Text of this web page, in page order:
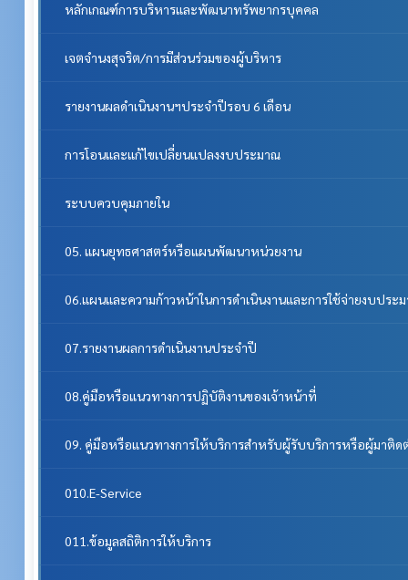
หลักเกณฑ์การบริหารและพัฒนาทรัพยากรบุคคล
เจตจำนงสุจริต/การมีส่วนร่วมของผู้บริหาร
รายงานผลดำเนินงานฯประจำปีรอบ 6 เดือน
การโอนและแก้ไขเปลี่ยนแปลงงบประมาณ
ระบบควบคุมภายใน
05. แผนยุทธศาสตร์หรือแผนพัฒนาหน่วยงาน
06.แผนและความก้าวหน้าในการดำเนินงานและการใช้จ่ายงบปร
07.รายงานผลการดำเนินงานประจำปี
08.คู่มือหรือแนวทางการปฏิบัติงานของเจ้าหน้าที่
09. คู่มือหรือแนวทางการให้บริการสำหรับผู้รับบริการหรือผู้มาติด
010.E-Service
011.ข้อมูลสถิติการให้บริการ